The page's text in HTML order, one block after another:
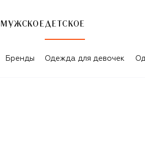
МУЖСКОЕ ДЕТСКОЕ
Бренды Одежда для девочек